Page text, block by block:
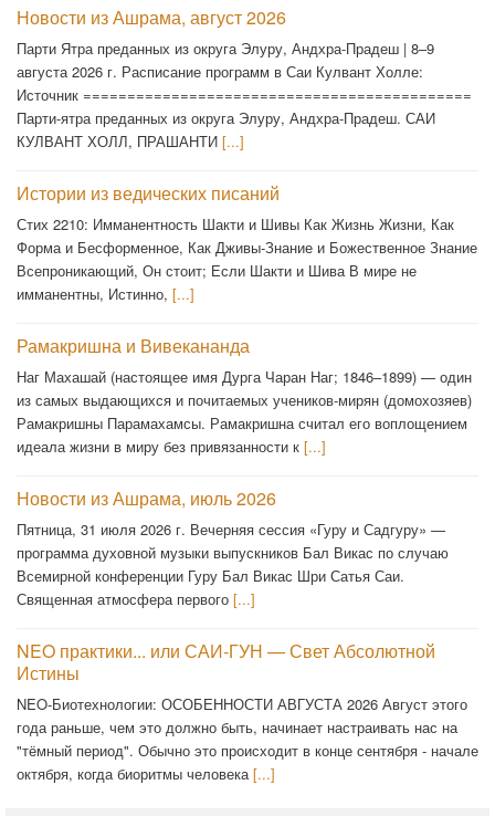
Новости из Ашрама, август 2026
Парти Ятра преданных из округа Элуру, Андхра-Прадеш | 8–9
августа 2026 г. Расписание программ в Саи Кулвант Холле:
Источник ============================================
Парти-ятра преданных из округа Элуру, Андхра-Прадеш. САИ
КУЛВАНТ ХОЛЛ, ПРАШАНТИ [...]
Истории из ведических писаний
Стих 2210: Имманентность Шакти и Шивы Как Жизнь Жизни, Как
Форма и Бесформенное, Как Дживы-Знание и Божественное Знание
Всепроникающий, Он стоит; Если Шакти и Шива В мире не
имманентны, Истинно, [...]
Рамакришна и Вивекананда
Наг Махашай (настоящее имя Дурга Чаран Наг; 1846–1899) — один
из самых выдающихся и почитаемых учеников-мирян (домохозяев)
Рамакришны Парамахамсы. Рамакришна считал его воплощением
идеала жизни в миру без привязанности к [...]
Новости из Ашрама, июль 2026
Пятница, 31 июля 2026 г. Вечерняя сессия «Гуру и Садгуру» —
программа духовной музыки выпускников Бал Викас по случаю
Всемирной конференции Гуру Бал Викас Шри Сатья Саи.
Священная атмосфера первого [...]
NEO практики... или САИ-ГУН — Свет Абсолютной
Истины
NEO-Биотехнологии: ОСОБЕННОСТИ АВГУСТА 2026 Август этого
года раньше, чем это должно быть, начинает настраивать нас на
"тёмный период". Обычно это происходит в конце сентября - начале
октября, когда биоритмы человека [...]